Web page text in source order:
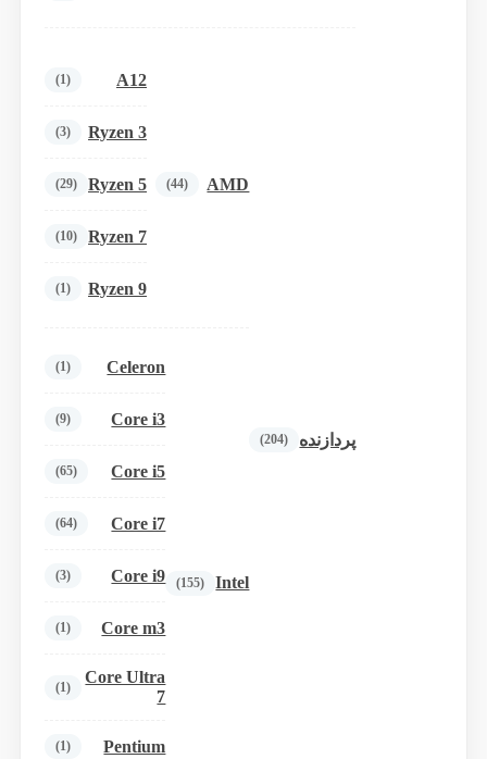
پردازنده (204)
AMD
(44)
A12
(1)
Ryzen 3
(3)
Ryzen 5
(29)
Ryzen 7
(10)
Ryzen 9
(1)
Intel
(155)
Celeron
(1)
Core i3
(9)
Core i5
(65)
Core i7
(64)
Core i9
(3)
Core m3
(1)
Core Ultra
7
(1)
Pentium
(1)